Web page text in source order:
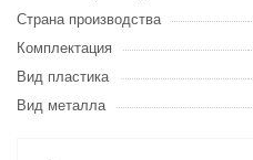
Страна производства
Комплектация
Вид пластика
Вид металла